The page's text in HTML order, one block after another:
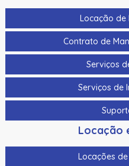
Locação de
Contrato de
Serviços
Serviços de
Locação
Locações